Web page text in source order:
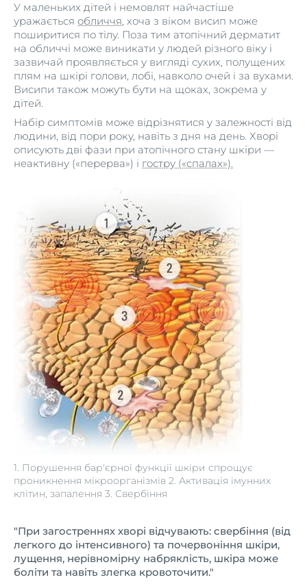
1. Порушення бар'єрної функції шкіри спрощує
проникнення мікроорганізмів 2. Активація імунних
клітин, запалення 3. Свербіння
У маленьких дітей і немовлят найчастіше
уражається обличчя, хоча з віком висип може
поширитися по тілу. Поза тим атопічний дерматит
на обличчі може виникати у людей різного віку і
зазвичай проявляється у вигляді сухих, полущених
плям на шкірі голови, лобі, навколо очей і за вухами.
Висипи також можуть бути на щоках, зокрема у
дітей.
Набір симптомів може відрізнятися у залежності від
людини, від пори року, навіть з дня на день. Хворі
описують дві фази при атопічного стану шкіри —
неактивну («перерва») і гостру («спалах»).
"При загостреннях хворі відчувають: свербіння (від
легкого до інтенсивного) та почервоніння шкіри,
лущення, нерівномірну набряклість, шкіра може
боліти та навіть злегка кровоточити."